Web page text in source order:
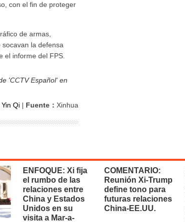
con el fin de proteger
de armas,
la defensa
el informe del FPS.
'CCTV Español' en
Yin Qi | Fuente： Xinhua
ENFOQUE: Xi fija
el rumbo de las
relaciones entre
China y Estados
Unidos en su
visita a Mar-a-
COMENTARIO:
Reunión Xi-Trump
define tono para
futuras relaciones
China-EE.UU.